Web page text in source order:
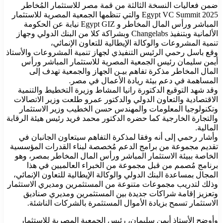
ضمن فعاليات النسخة الثالثة من قمة مصر للاستثمار المُخاطر
2025 Egypt VC Summit والتي تنظمها الجمعية المصرية للاستثمار
المباشر ورأس المال المخاطر و Egypt GIZ نيابة عن الحكومة
الألمانية وبتنفيذ Changelabs وبشراكة كلا من البنك الدولي وجهاز
تنمية المشروعات والوكالة الإيطالية للتعاون الإنمائي،
وقع باسل رحمي الرئيس التنفيذي لجهاز تنمية المشروعات والأستاذ
أيمن سليمان رئيس الجمعية المصرية للاستثمار المباشر ورأس
المال المخاطر مذكرة تفاهم بيـن الجهاز والجمعية تهدف إلى
المساهمة في دعم بيئة ريادة الأعمال في مصر.
وقد شهد التوقيع الدكتورة رانيا المشاط وزيرة التخطيط والتنمية
الاقتصادية والتعاون الدولي والدكتور عمرو طلعت وزير الاتصالات
وتكنولوجيا المعلومات والمهندس حسن الخطيب وزير الاستثمار
والتجارة الخارجية كما حضره الدكتور محمد فريد رئيس هيئة الرقابة
المالية.
وأشار رحمي إلى أنه وفقا لمذكرة التفاهم سيتعاون الجانبان في
تقديم مجموعة من برامج الدعم مُخصصة لبناء القدرات المؤسسية
الخاصة ببيئة الاستثمار المباشر ورأس المال المخاطر بمصر، وهو
برنامج مُصمم من قبل مجموعة من الخبراء العالميين في هذا
المجال بمساعدة البنك الدولي والوكالة الإيطالية للتعاون الإنمائي،
وذلك لتدريب مجموعات متنوعة من المستثمرين ومديري الاستثمار
وتعزيز إقامة شراكات جديدة بين المستثمرين ومديري صناديق
الاستثمار تسمح بزيادة الأموال المستثمرة بالشركات الناشئة.
وأوضح الأستاذ أيمن سليمان، رئيس الجمعية المصرية للاستثمار